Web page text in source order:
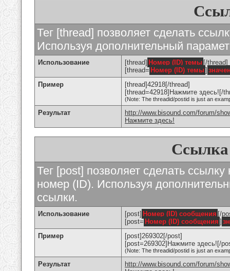
Тег [thread] позволяет сделать
Используя дополнительный
Использование [thread] Номер (ID) темы [/thread]
[thread= Номер (ID) темы]
Пример
[thread]42918[/thread]
[thread=42918]Нажмите здесь![/
(Note: The threadid/postid is just an
Результат
http://www.bisound.com/forum/
Нажмите здесь!
Ссылка
Тег [post] позволяет сделать
номер (ID). Используя
ссылки.
Использование [post] Номер (ID) сообщения [/
[post= Номер (ID) сообщения ]
Пример
[post]269302[/post]
[post=269302]Нажмите здесь![/
(Note: The threadid/postid is just an
Результат
http://www.bisound.com/forum/